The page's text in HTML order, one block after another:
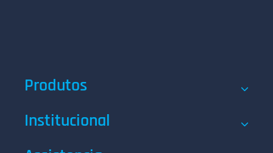
Produtos
Institucional